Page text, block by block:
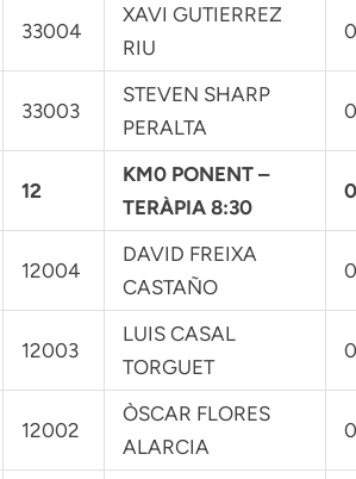
33004
XAVI GUTIERREZ
RIU
33003
STEVEN SHARP
PERALTA
12
KM0 PONENT –
TERÀPIA 8:30
12004
DAVID FREIXA
CASTAÑO
12003
LUIS CASAL
TORGUET
12002
ÒSCAR FLORES
ALARCIA